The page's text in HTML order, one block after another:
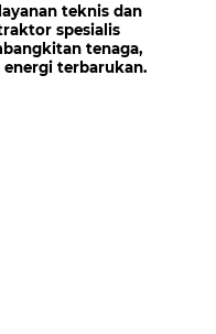
teknis dan
spesialis
tenaga,
terbarukan.